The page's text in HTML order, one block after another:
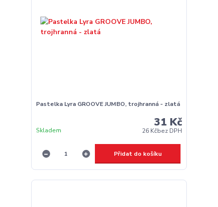
Pastelka Lyra GROOVE JUMBO, trojhranná - zlatá
31 Kč
26 Kčbez DPH
Skladem
Přidat do košíku